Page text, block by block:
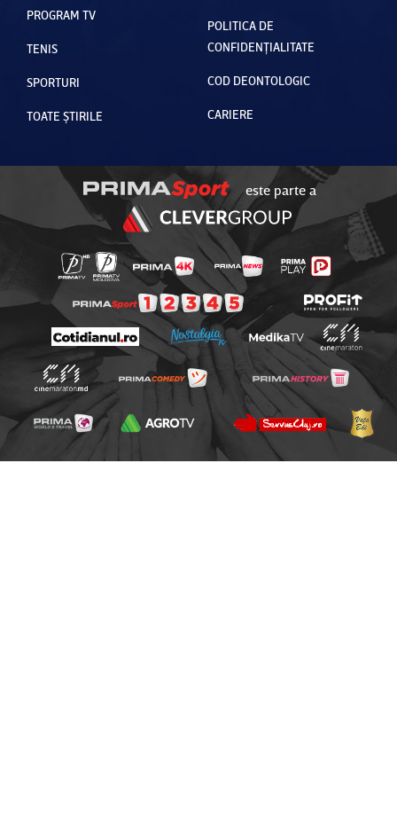
PROGRAM TV
TENIS
SPORTURI
TOATE ȘTIRILE
POLITICA DE
CONFIDENȚIALITATE
COD DEONTOLOGIC
CARIERE
este parte a